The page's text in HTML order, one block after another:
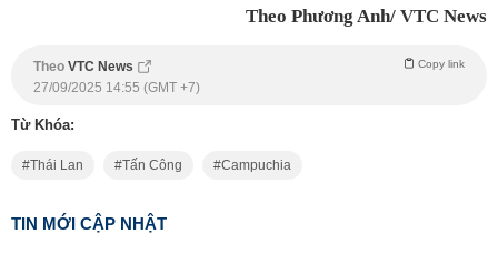
Theo Phương Anh/ VTC News
Theo VTC News Copy link
27/09/2025 14:55 (GMT +7)
Từ Khóa:
Thái Lan Tấn Công Campuchia
TIN MỚI CẬP NHẬT